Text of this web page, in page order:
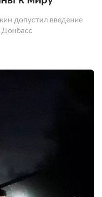
допустил введение
Донбасс